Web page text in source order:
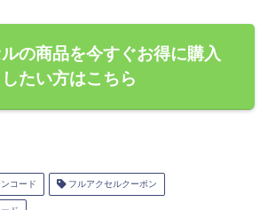
の商品を今すぐお得に購入
したい方はこちら
コード フルアクセルクーポン